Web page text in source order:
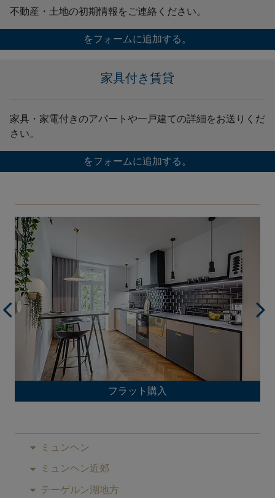
不動産・土地の初期情報をご連絡ください。
をフォームに追加する。
家具付き賃貸
家具・家電付きのアパートや一戸建ての詳細をお送りくだ
さい。
をフォームに追加する。
フラット購入
ミュンヘン
ミュンヘン近郊
テーゲルン湖地方